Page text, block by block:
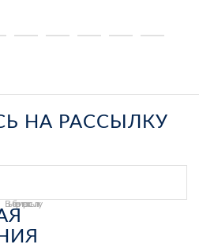
НА РАССЫЛКУ
Выберите рассылку